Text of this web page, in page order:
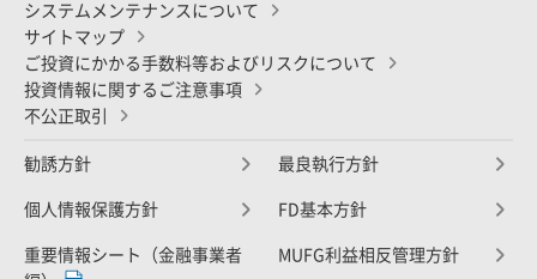
システムメンテナンスについて
サイトマップ
ご投資にかかる手数料等およびリスクについて
投資情報に関するご注意事項
不公正取引
勧誘方針 最良執行方針
個人情報保護方針 FD基本方針
重要情報シート（金融事業者
MUFG利益相反管理方針